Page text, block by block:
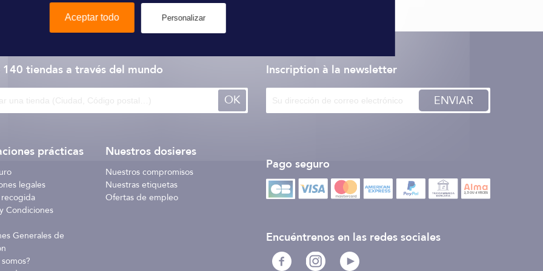
140 tiendasa través del mundo
OK
prácticas
legales
Condiciones
Generales de
Nuestros dosieres
Nuestros compromisos
Nuestras etiquetas
Ofertas de empleo
Inscription à la newsletter
ENVIAR
Pago seguro
Encuéntrenos en las redes sociales
Aceptar todo Personalizar